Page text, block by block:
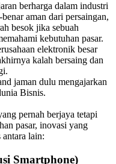
berharga dalam industri
aman dari persaingan,
besok jika sebuah
kebutuhan pasar.
elektronik besar
kalah bersaing dan
jaman dulu mengajarkan
Bisnis.
pernah berjaya tetapi
pasar, inovasi yang
antara lain:
Smartphone)